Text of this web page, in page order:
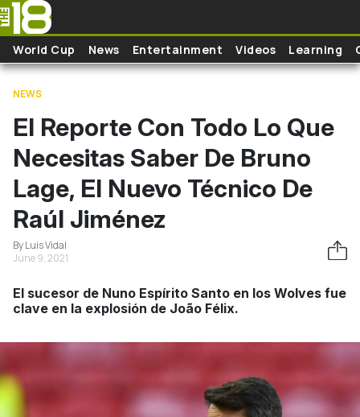
Skip to main content
World Cup News Entertainment Videos Learning
NEWS
El Reporte Con Todo Lo Que
Necesitas Saber De Bruno
Lage, El Nuevo Técnico De
Raúl Jiménez
By Luis Vidal
June 9, 2021
El sucesor de Nuno Espírito Santo en los Wolves fue
clave en la explosión de João Félix.